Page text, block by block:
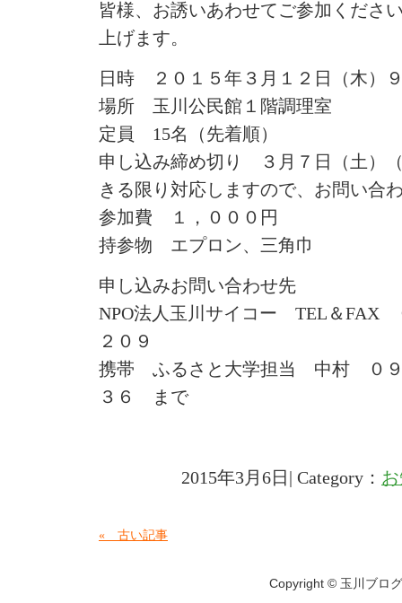
皆様、お誘いあわせてご参加くださ
上げます。
日時 ２０１５年３月１２日（木）
場所 玉川公民館１階調理室
定員 15名（先着順）
申し込み締め切り ３月７日（土）
きる限り対応しますので、お問い合
参加費 １，０００円
持参物 エプロン、三角巾
申し込みお問い合わせ先
NPO法人玉川サイコー TEL＆FAX
２０９
携帯 ふるさと大学担当 中村 ０９
３６ まで
2015年3月6日| Category：
« 古い記事
Copyright © 玉川ブロ